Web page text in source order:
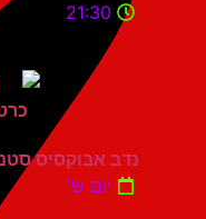
21:30
נדב אבוקסיס סטנדאפ
יום ש'